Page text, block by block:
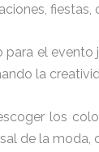
para el
la
los
de la moda,